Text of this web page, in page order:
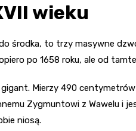
wieku
środka, to trzy masywne
po 1658 roku, ale od
Mierzy 490
Zygmuntowi z Wawelu i
niosą.